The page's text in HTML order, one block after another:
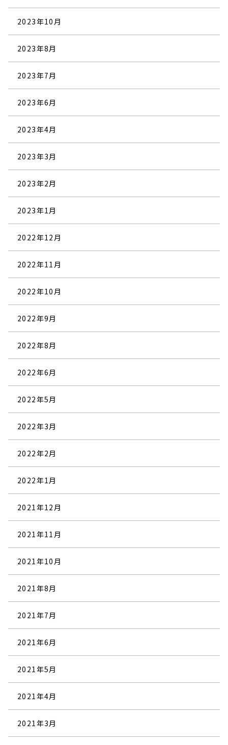
2023年10月
2023年8月
2023年7月
2023年6月
2023年4月
2023年3月
2023年2月
2023年1月
2022年12月
2022年11月
2022年10月
2022年9月
2022年8月
2022年6月
2022年5月
2022年3月
2022年2月
2022年1月
2021年12月
2021年11月
2021年10月
2021年8月
2021年7月
2021年6月
2021年5月
2021年4月
2021年3月